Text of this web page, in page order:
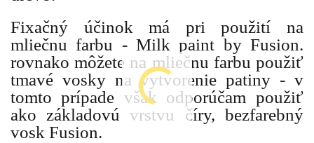
Fixačný účinok má pri použití na
mliečnu farbu - Milk paint by Fusion.
rovnako môžete na mliečnu farbu použiť
tmavé vosky na vytvorenie patiny - v
tomto prípade však odporúčam použiť
ako základovú vrstvu číry, bezfarebný
vosk Fusion.